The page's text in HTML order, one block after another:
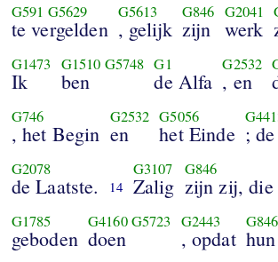
G591 G5629
te vergelden
G5613
, gelijk
G846
zijn
G2041
werk
G1473
Ik
G1510 G5748
ben
G1
de Alfa
G2532
, en
G746
, het Begin
G2532
en
G5056
het Einde ;
G2078
de Laatste. 14
G3107
Zalig
G846
zijn zij,
G1785
geboden
G4160G5723
doen
G2443
, opdat
G846
hun